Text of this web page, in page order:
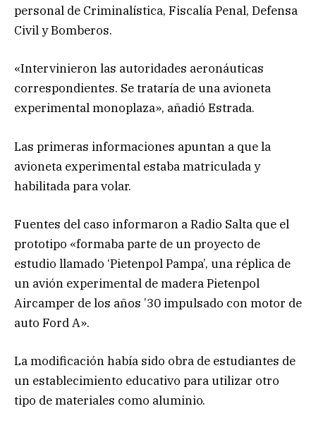
personal de Criminalística, Fiscalía Penal, Defensa
Civil y Bomberos.
«Intervinieron las autoridades aeronáuticas
correspondientes. Se trataría de una avioneta
experimental monoplaza», añadió Estrada.
Las primeras informaciones apuntan a que la
avioneta experimental estaba matriculada y
habilitada para volar.
Fuentes del caso informaron a Radio Salta que el
prototipo «formaba parte de un proyecto de
estudio llamado ‘Pietenpol Pampa’, una réplica de
un avión experimental de madera Pietenpol
Aircamper de los años ’30 impulsado con motor de
auto Ford A».
La modificación había sido obra de estudiantes de
un establecimiento educativo para utilizar otro
tipo de materiales como aluminio.